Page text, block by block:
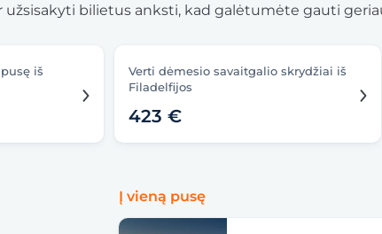
bilietus anksti, kad galėtumėte gauti
iš
Verti dėmesio savaitgalio skrydžiai iš
Filadelfijos
423 €
Į vieną pusę